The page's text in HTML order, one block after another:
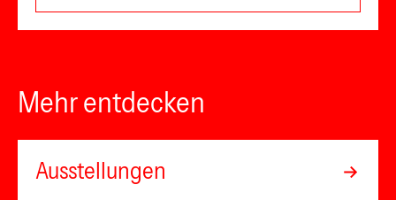
Mehr entdecken
Ausstellungen